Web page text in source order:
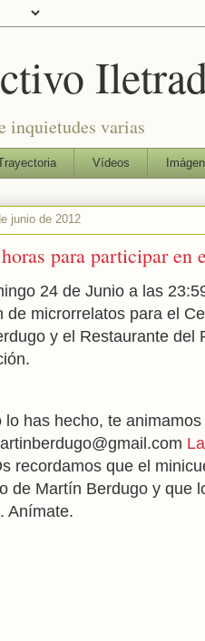
inquietudes varias
Vídeos
junio de 2012
para participar en
24 de Junio a las
de microrrelatos para el
y el Restaurante del
lo has hecho, te
recordamos que el
de Martín Berdugo y que
Anímate.